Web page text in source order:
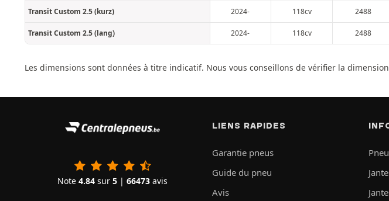
Transit Custom 2.5 (kurz) 2024- 118cv 2488
Transit Custom 2.5 (lang) 2024- 118cv 2488
Les dimensions sont données à titre indicatif. Nous vous conseillons de vérifier la
Note 4.84 sur 5 | 66473 avis
LIENS RAPIDES
Garantie pneus
Guide du pneu
Avis